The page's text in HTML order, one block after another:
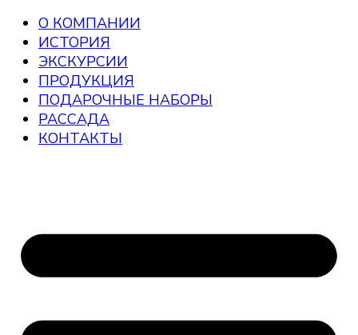
О КОМПАНИИ
ИСТОРИЯ
ЭКСКУРСИИ
ПРОДУКЦИЯ
ПОДАРОЧНЫЕ НАБОРЫ
РАССАДА
КОНТАКТЫ